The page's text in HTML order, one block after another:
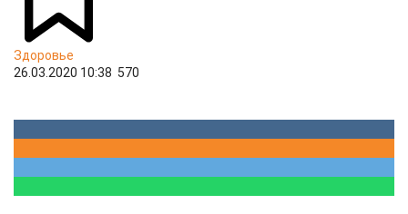
Здоровье
26.03.2020 10:38 570